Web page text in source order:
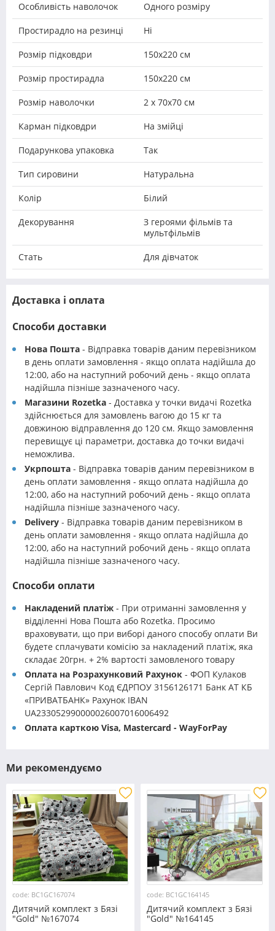
Особливість наволочок Одного розміру
Простирадло на резинці Ні
Розмір підковдри 150х220 см
Розмір простирадла 150х220 см
Розмір наволочки 2 х 70х70 см
Карман підковдри На змійці
Подарункова упаковка Так
Тип сировини Натуральна
Колір Білий
Декорування
З героями фільмів та
мультфільмів
Стать Для дівчаток
Доставка і оплата
Способи доставки
Нова Пошта - Відправка товарів даним перевізником
в день оплати замовлення - якщо оплата надійшла до
12:00, або на наступний робочий день - якщо оплата
надійшла пізніше зазначеного часу.
Магазини Rozetka - Доставка у точки видачі Rozetka
здійснюється для замовлень вагою до 15 кг та
довжиною відправлення до 120 см. Якщо замовлення
перевищує ці параметри, доставка до точки видачі
неможлива.
Укрпошта - Відправка товарів даним перевізником в
день оплати замовлення - якщо оплата надійшла до
12:00, або на наступний робочий день - якщо оплата
надійшла пізніше зазначеного часу.
Delivery - Відправка товарів даним перевізником в
день оплати замовлення - якщо оплата надійшла до
12:00, або на наступний робочий день - якщо оплата
надійшла пізніше зазначеного часу.
Способи оплати
Накладений платіж - При отриманні замовлення у
відділенні Нова Пошта або Rozetka. Просимо
враховувати, що при виборі даного способу оплати Ви
будете сплачувати комісію за накладений платіж, яка
складає 20грн. + 2% вартості замовленого товару
Оплата на Розрахунковий Рахунок - ФОП Кулаков
Сергій Павлович Код ЄДРПОУ 3156126171 Банк АТ КБ
«ПРИВАТБАНК» Рахунок IBAN
UA233052990000026007016006492
Оплата карткою Visa, Mastercard - WayForPay
Ми рекомендуємо
code: BC1GC167074
Дитячий комплект з Бязі
"Gold" №167074
code: BC1GC164145
Дитячий комплект з Бязі
"Gold" №164145